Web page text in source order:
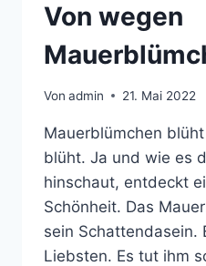
Von wegen
Von admin 21. Mai 2022
Mauerblümchen
blüht. Ja und wie es
hinschaut, entdeckt
Schönheit. Das
sein Schattendasein.
Liebsten. Es tut ihm